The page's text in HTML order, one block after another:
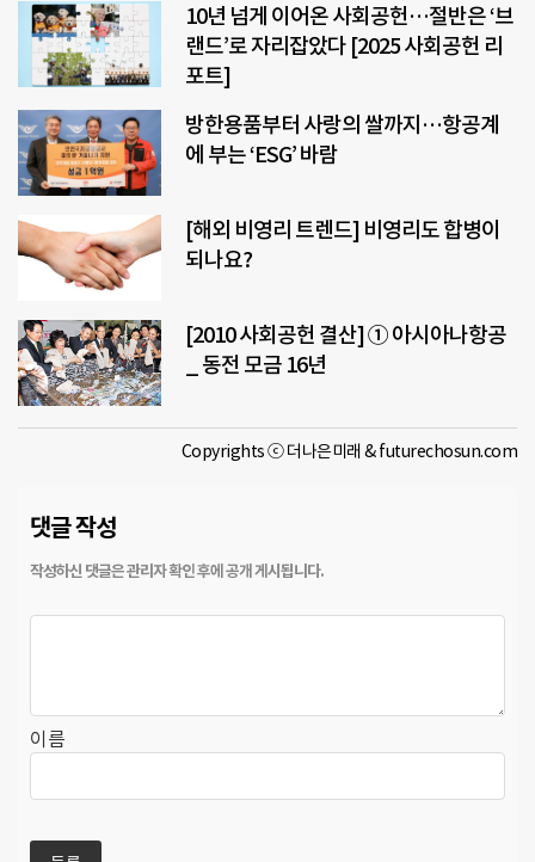
10년 넘게 이어온 사회공헌…절반은 ‘브
랜드’로 자리잡았다 [2025 사회공헌 리
포트]
방한용품부터 사랑의 쌀까지…항공계
에 부는 ‘ESG’ 바람
[해외 비영리 트렌드] 비영리도 합병이
되나요?
[2010 사회공헌 결산] ① 아시아나항공
_ 동전 모금 16년
Copyrights ⓒ 더나은미래 & futurechosun.com
댓글 작성
이름